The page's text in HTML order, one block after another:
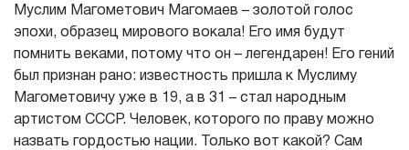
Муслим Магометович Магомаев – золотой голос
эпохи, образец мирового вокала! Его имя будут
помнить веками, потому что он – легендарен! Его гений
был признан рано: известность пришла к Муслиму
Магометовичу уже в 19, а в 31 – стал народным
артистом СССР. Человек, которого по праву можно
назвать гордостью нации. Только вот какой? Сам